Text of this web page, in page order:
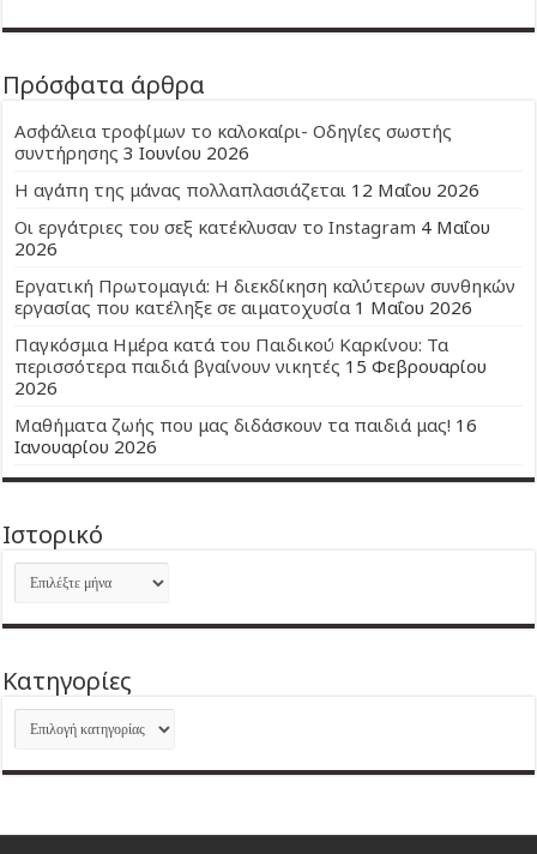
Πρόσφατα άρθρα
Ασφάλεια τροφίμων το καλοκαίρι- Οδηγίες σωστής
συντήρησης 3 Ιουνίου 2026
Η αγάπη της μάνας πολλαπλασιάζεται 12 Μαΐου 2026
Οι εργάτριες του σεξ κατέκλυσαν το Instagram 4 Μαΐου
2026
Εργατική Πρωτομαγιά: Η διεκδίκηση καλύτερων συνθηκών
εργασίας που κατέληξε σε αιματοχυσία 1 Μαΐου 2026
Παγκόσμια Ημέρα κατά του Παιδικού Καρκίνου: Τα
περισσότερα παιδιά βγαίνουν νικητές 15 Φεβρουαρίου
2026
Μαθήματα ζωής που μας διδάσκουν τα παιδιά μας! 16
Ιανουαρίου 2026
Ιστορικό
Ιστορικό
Kατηγορίες
Kατηγορίες